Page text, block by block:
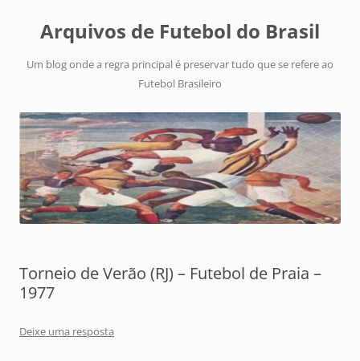
Arquivos de Futebol do Brasil
Um blog onde a regra principal é preservar tudo que se refere ao
Futebol Brasileiro
Torneio de Verão (RJ) – Futebol de Praia –
1977
Deixe uma resposta